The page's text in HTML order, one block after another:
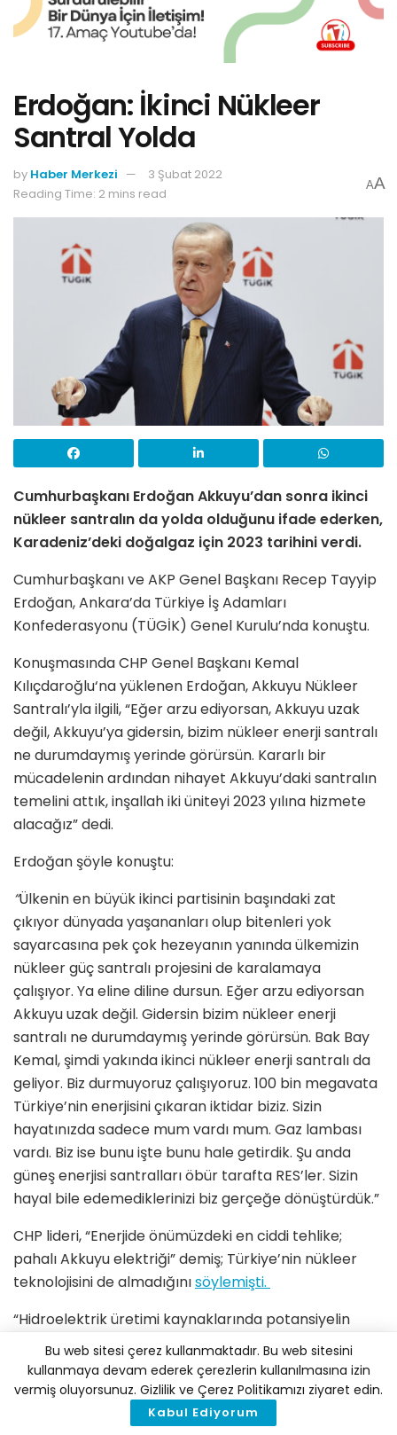
Erdoğan: İkinci Nükleer
Santral Yolda
by Haber Merkezi
3 Şubat 2022
Reading Time: 2 mins read
AA
Cumhurbaşkanı Erdoğan Akkuyu’dan sonra ikinci
nükleer santralın da yolda olduğunu ifade ederken,
Karadeniz’deki doğalgaz için 2023 tarihini verdi.
Cumhurbaşkanı ve AKP Genel Başkanı Recep Tayyip
Erdoğan, Ankara’da Türkiye İş Adamları
Konfederasyonu (TÜGİK) Genel Kurulu’nda konuştu.
Konuşmasında CHP Genel Başkanı Kemal
Kılıçdaroğlu‘na yüklenen Erdoğan, Akkuyu Nükleer
Santralı’yla ilgili, “Eğer arzu ediyorsan, Akkuyu uzak
değil, Akkuyu’ya gidersin, bizim nükleer enerji santralı
ne durumdaymış yerinde görürsün. Kararlı bir
mücadelenin ardından nihayet Akkuyu’daki santralın
temelini attık, inşallah iki üniteyi 2023 yılına hizmete
alacağız” dedi.
Erdoğan şöyle konuştu:
“Ülkenin en büyük ikinci partisinin başındaki zat
çıkıyor dünyada yaşananları olup bitenleri yok
sayarcasına pek çok hezeyanın yanında ülkemizin
nükleer güç santralı projesini de karalamaya
çalışıyor. Ya eline diline dursun. Eğer arzu ediyorsan
Akkuyu uzak değil. Gidersin bizim nükleer enerji
santralı ne durumdaymış yerinde görürsün. Bak Bay
Kemal, şimdi yakında ikinci nükleer enerji santralı da
geliyor. Biz durmuyoruz çalışıyoruz. 100 bin megavata
Türkiye’nin enerjisini çıkaran iktidar biziz. Sizin
hayatınızda sadece mum vardı mum. Gaz lambası
vardı. Biz ise bunu işte bunu hale getirdik. Şu anda
güneş enerjisi santralları öbür tarafta RES’ler. Sizin
hayal bile edemediklerinizi biz gerçeğe dönüştürdük.”
CHP lideri, “Enerjide önümüzdeki en ciddi tehlike;
pahalı Akkuyu elektriği” demiş; Türkiye’nin nükleer
teknolojisini de almadığınısöylemişti.
“Hidroelektrik üretimi kaynaklarında potansiyelin
sınırına gelmek üzere olunduğunu da söyleyen
Cumhurbaşkanı, “Karadeniz’de keşfettiğimiz
doğalgazı inşallah 2023’ten itibaren sistemimize
vererek bu alanda da bir rahatlama sağlayacağız”
Bu web sitesi çerez kullanmaktadır. Bu web sitesini
kullanmaya devam ederek çerezlerin kullanılmasına izin
vermiş oluyorsunuz. Gizlilik ve Çerez Politikamızı ziyaret edin.
Kabul Ediyorum